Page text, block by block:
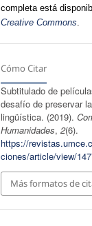
completa está
Creative Commons.
Cómo Citar
Subtitulado de
desafío de preservar
lingüística. (2019).
Humanidades,2(6).
https://
ciones/article/view/
Más formatos de